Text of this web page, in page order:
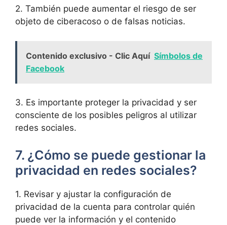
2. También puede aumentar el riesgo de ser
objeto de ciberacoso o de falsas noticias.
Contenido exclusivo - Clic Aquí Símbolos de
Facebook
3. Es importante proteger la privacidad y ser
consciente de los posibles peligros al utilizar
redes sociales.
7. ¿Cómo se puede gestionar la
privacidad en redes sociales?
1. Revisar y ajustar la configuración de
privacidad de la cuenta para controlar quién
puede ver la información y el contenido